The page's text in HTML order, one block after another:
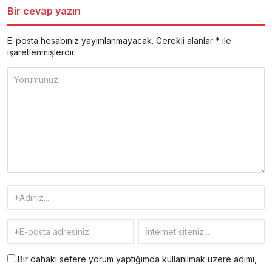
Bir cevap yazın
E-posta hesabınız yayımlanmayacak. Gerekli alanlar * ile
işaretlenmişlerdir
Bir dahaki sefere yorum yaptığımda kullanılmak üzere adımı,